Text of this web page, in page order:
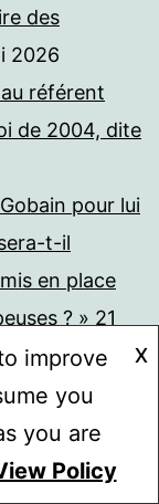
des
2026
référent
de 2004, dite
pour lui
t-il
en place
? » 21
courrier au
a Salvatore
improve
you
you are
X
Policy
sombre :